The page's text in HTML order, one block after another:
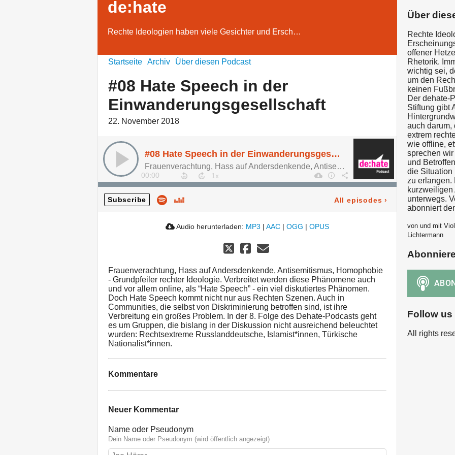
de:hate
Rechte Ideologien haben viele Gesichter und Ersch…
Startseite Archiv Über diesen Podcast
#08 Hate Speech in der
Einwanderungsgesellschaft
22. November 2018
#08 Hate Speech in der Einwanderungsgesellschaft
Frauenverachtung, Hass auf Andersdenkende, Antise…
00:00
Subscribe All episodes ›
Audio herunterladen: MP3 | AAC | OGG | OPUS
Frauenverachtung, Hass auf Andersdenkende, Antisemitismus, Homophobie
- Grundpfeiler rechter Ideologie. Verbreitet werden diese Phänomene auch
und vor allem online, als “Hate Speech” - ein viel diskutiertes Phänomen.
Doch Hate Speech kommt nicht nur aus Rechten Szenen. Auch in
Communities, die selbst von Diskriminierung betroffen sind, ist ihre
Verbreitung ein großes Problem. In der 8. Folge des Dehate-Podcasts geht
es um Gruppen, die bislang in der Diskussion nicht ausreichend beleuchtet
wurden: Rechtsextreme Russlanddeutsche, Islamist*innen, Türkische
Nationalist*innen.
Kommentare
Neuer Kommentar
Name oder Pseudonym
Dein Name oder Pseudonym (wird öffentlich angezeigt)
Über
Rechte
offener
Rhetorik.
wichtig sei,
um den
keinen
Der dehate-
Stiftung gibt
auch darum,
extrem
wie offline,
sprechen
und
die Situation
zu erlangen.
kurzweiligen
unterwegs.
abonniert
von und mit
Lichtermann
Follow us
All rights